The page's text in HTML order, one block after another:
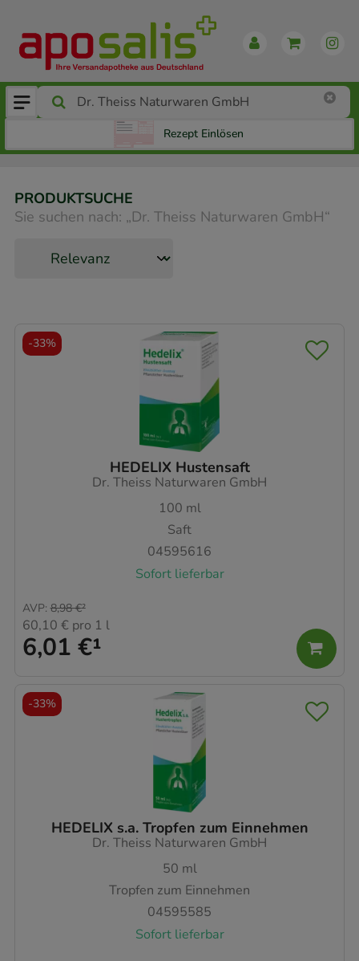
Rezept Einlösen
PRODUKTSUCHE
Sie suchen nach: „Dr. Theiss Naturwaren GmbH“
HEDELIX Hustensaft
Dr. Theiss Naturwaren GmbH
100 ml
Saft
04595616
Sofort lieferbar
6,01 €¹
AVP: 8,98 €²
60,10 € pro 1 l
-33%
HEDELIX s.a. Tropfen zum Einnehmen
Dr. Theiss Naturwaren GmbH
50 ml
Tropfen zum Einnehmen
04595585
Sofort lieferbar
-33%